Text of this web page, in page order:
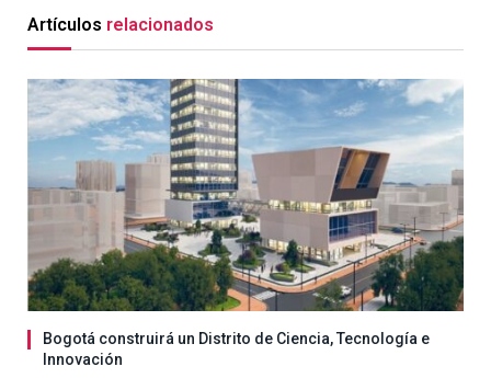
Artículos relacionados
Bogotá construirá un Distrito de Ciencia, Tecnología e
Innovación